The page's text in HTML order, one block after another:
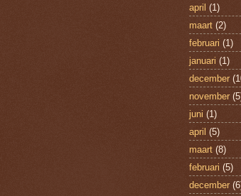
april (1)
maart (2)
februari (1)
januari (1)
december
november
juni (1)
april (5)
maart (8)
februari (5)
december